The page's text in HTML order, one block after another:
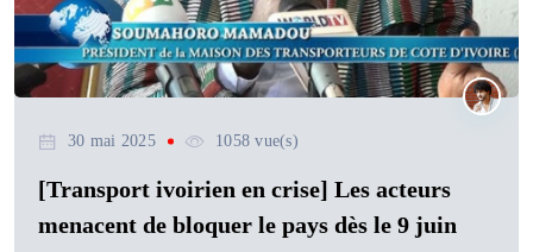
30 mai 2025 1058 vue(s)
[Transport ivoirien en crise] Les acteurs
menacent de bloquer le pays dès le 9 juin